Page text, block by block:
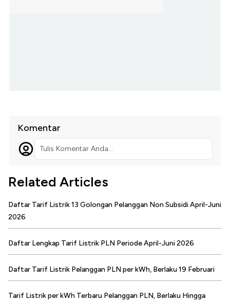
Komentar
Tulis Komentar Anda...
Related Articles
Daftar Tarif Listrik 13 Golongan Pelanggan Non Subsidi April-Juni
2026
Daftar Lengkap Tarif Listrik PLN Periode April-Juni 2026
Daftar Tarif Listrik Pelanggan PLN per kWh, Berlaku 19 Februari
Tarif Listrik per kWh Terbaru Pelanggan PLN, Berlaku Hingga